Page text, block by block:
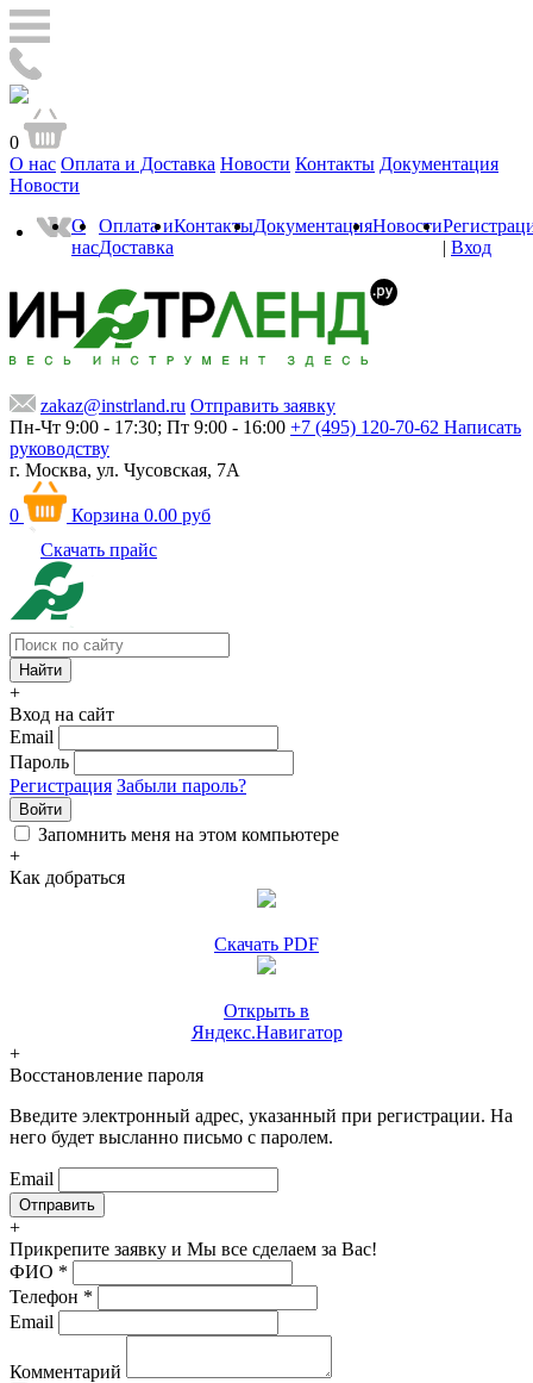
0
О нас Оплата и Доставка Новости Контакты Документация
Новости
О
нас
Оплата и
Доставка
КонтактыДокументацияНовости
| Вход
zakaz@instrland.ru Отправить заявку
Пн-Чт 9:00 - 17:30; Пт 9:00 - 16:00 +7 (495) 120-70-62 Написать
руководству
г. Москва, ул. Чусовская, 7А
0 Корзина 0.00 руб
Скачать прайс
+
Вход на сайт
Email
Пароль
Регистрация Забыли пароль?
Войти
Запомнить меня на этом компьютере
+
Как добраться
Скачать PDF
Открыть в
Яндекс.Навигатор
+
Восстановление пароля
Введите электронный адрес, указанный при регистрации. На
него будет высланно письмо с паролем.
Email
+
Прикрепите заявку и Мы все сделаем за Вас!
ФИО *
Телефон *
Email
Комментарий